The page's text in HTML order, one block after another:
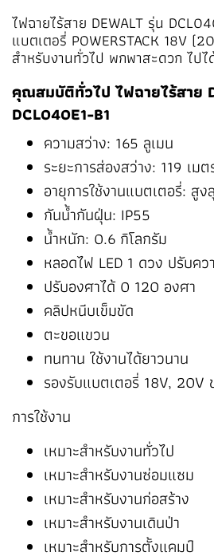
ไฟฉายไร้สาย DEWALT รุ่น
แบตเตอรี่ POWERSTACK 18V
สำหรับงานทั่วไป พกพาสะดวก ไป
คุณสมบัติทั่วไป ไฟฉายไร้สาย
DCL040E1-B1
ความสว่าง: 165 ลูเมน
ระยะการส่องสว่าง: 119 เมต
อายุการใช้งานแบตเตอรี่: สู
กันน้ำกันฝุ่น: IP55
น้ำหนัก: 0.6 กิโลกรัม
หลอดไฟ LED 1 ดวง ปรับคว
ปรับองศาได้ 0 120 องศา
คลิปหนีบเข็มขัด
ตะขอแขวน
ทนทาน ใช้งานได้ยาวนาน
รองรับแบตเตอรี่ 18V, 20V
การใช้งาน
เหมาะสำหรับงานทั่วไป
เหมาะสำหรับงานซ่อมแซม
เหมาะสำหรับงานก่อสร้าง
เหมาะสำหรับงานเดินป่า
เหมาะสำหรับการตั้งแคมป์